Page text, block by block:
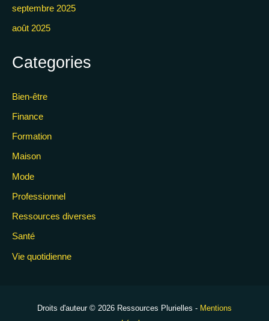
septembre 2025
août 2025
Categories
Bien-être
Finance
Formation
Maison
Mode
Professionnel
Ressources diverses
Santé
Vie quotidienne
Droits d'auteur © 2026 Ressources Plurielles - Mentions